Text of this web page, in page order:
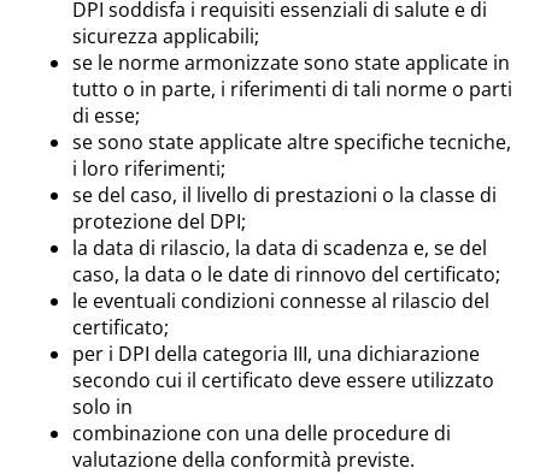
DPI soddisfa i requisiti essenziali di salute e di
sicurezza applicabili;
se le norme armonizzate sono state applicate in
tutto o in parte, i riferimenti di tali norme o parti
di esse;
se sono state applicate altre specifiche tecniche,
i loro riferimenti;
se del caso, il livello di prestazioni o la classe di
protezione del DPI;
la data di rilascio, la data di scadenza e, se del
caso, la data o le date di rinnovo del certificato;
le eventuali condizioni connesse al rilascio del
certificato;
per i DPI della categoria III, una dichiarazione
secondo cui il certificato deve essere utilizzato
solo in
combinazione con una delle procedure di
valutazione della conformità previste.